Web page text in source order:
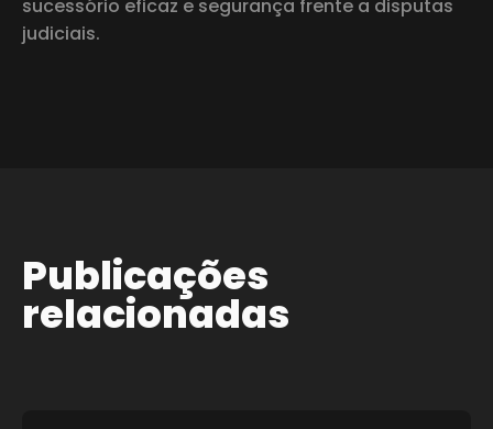
sucessório eficaz e segurança frente a disputas
judiciais.
Publicações
relacionadas